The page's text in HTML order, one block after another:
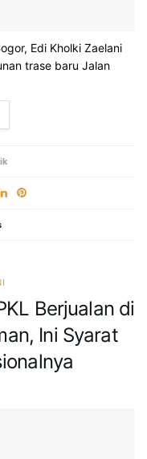
Edi Kholki Zaelani
trase baru Jalan
Berjualan di
Ini Syarat